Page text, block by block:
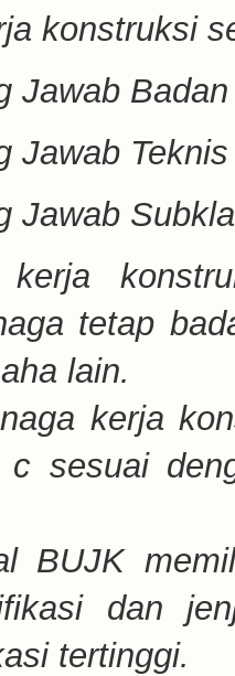
konstruksi
Jawab
Jawab
Jawab
tetap
lain.
kerja
sesuai
dan
tertinggi.